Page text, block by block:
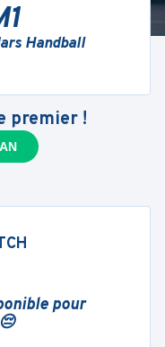
Handball
premier !
pour